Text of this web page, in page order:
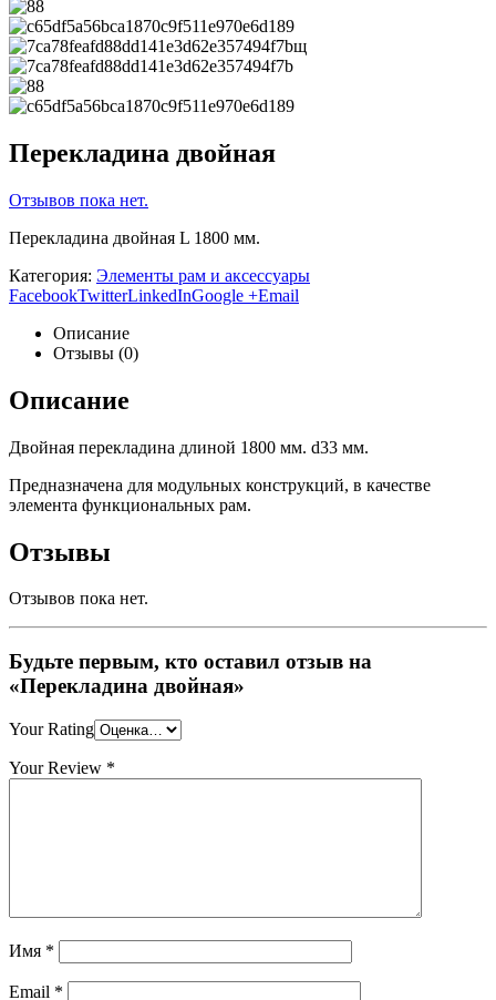
Перекладина двойная
Отзывов пока нет.
Перекладина двойная L 1800 мм.
Категория: Элементы рам и аксессуары
FacebookTwitterLinkedInGoogle +Email
Описание
Отзывы (0)
Описание
Двойная перекладина длиной 1800 мм. d33 мм.
Предназначена для модульных конструкций, в качестве
элемента функциональных рам.
Отзывы
Отзывов пока нет.
Будьте первым, кто оставил отзыв на
«Перекладина двойная»
Your Rating
Your Review *
Имя *
Email *